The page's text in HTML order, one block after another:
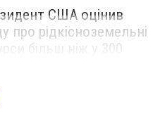
США оцінив
про рідкісноземельні
більш ніж у 300
свої витрати